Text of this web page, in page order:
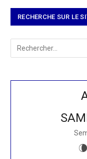
RECHERCHE SUR LE
V